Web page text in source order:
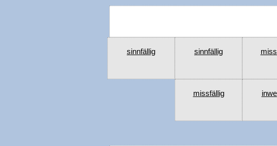
sinnfällig sinnfällig
missfällig